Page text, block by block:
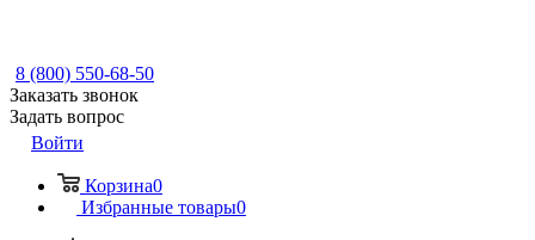
8 (800) 550-68-50
Заказать звонок
Задать вопрос
Войти
Корзина0
Избранные товары0